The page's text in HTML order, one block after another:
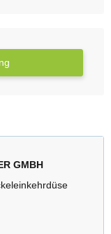
GMBH